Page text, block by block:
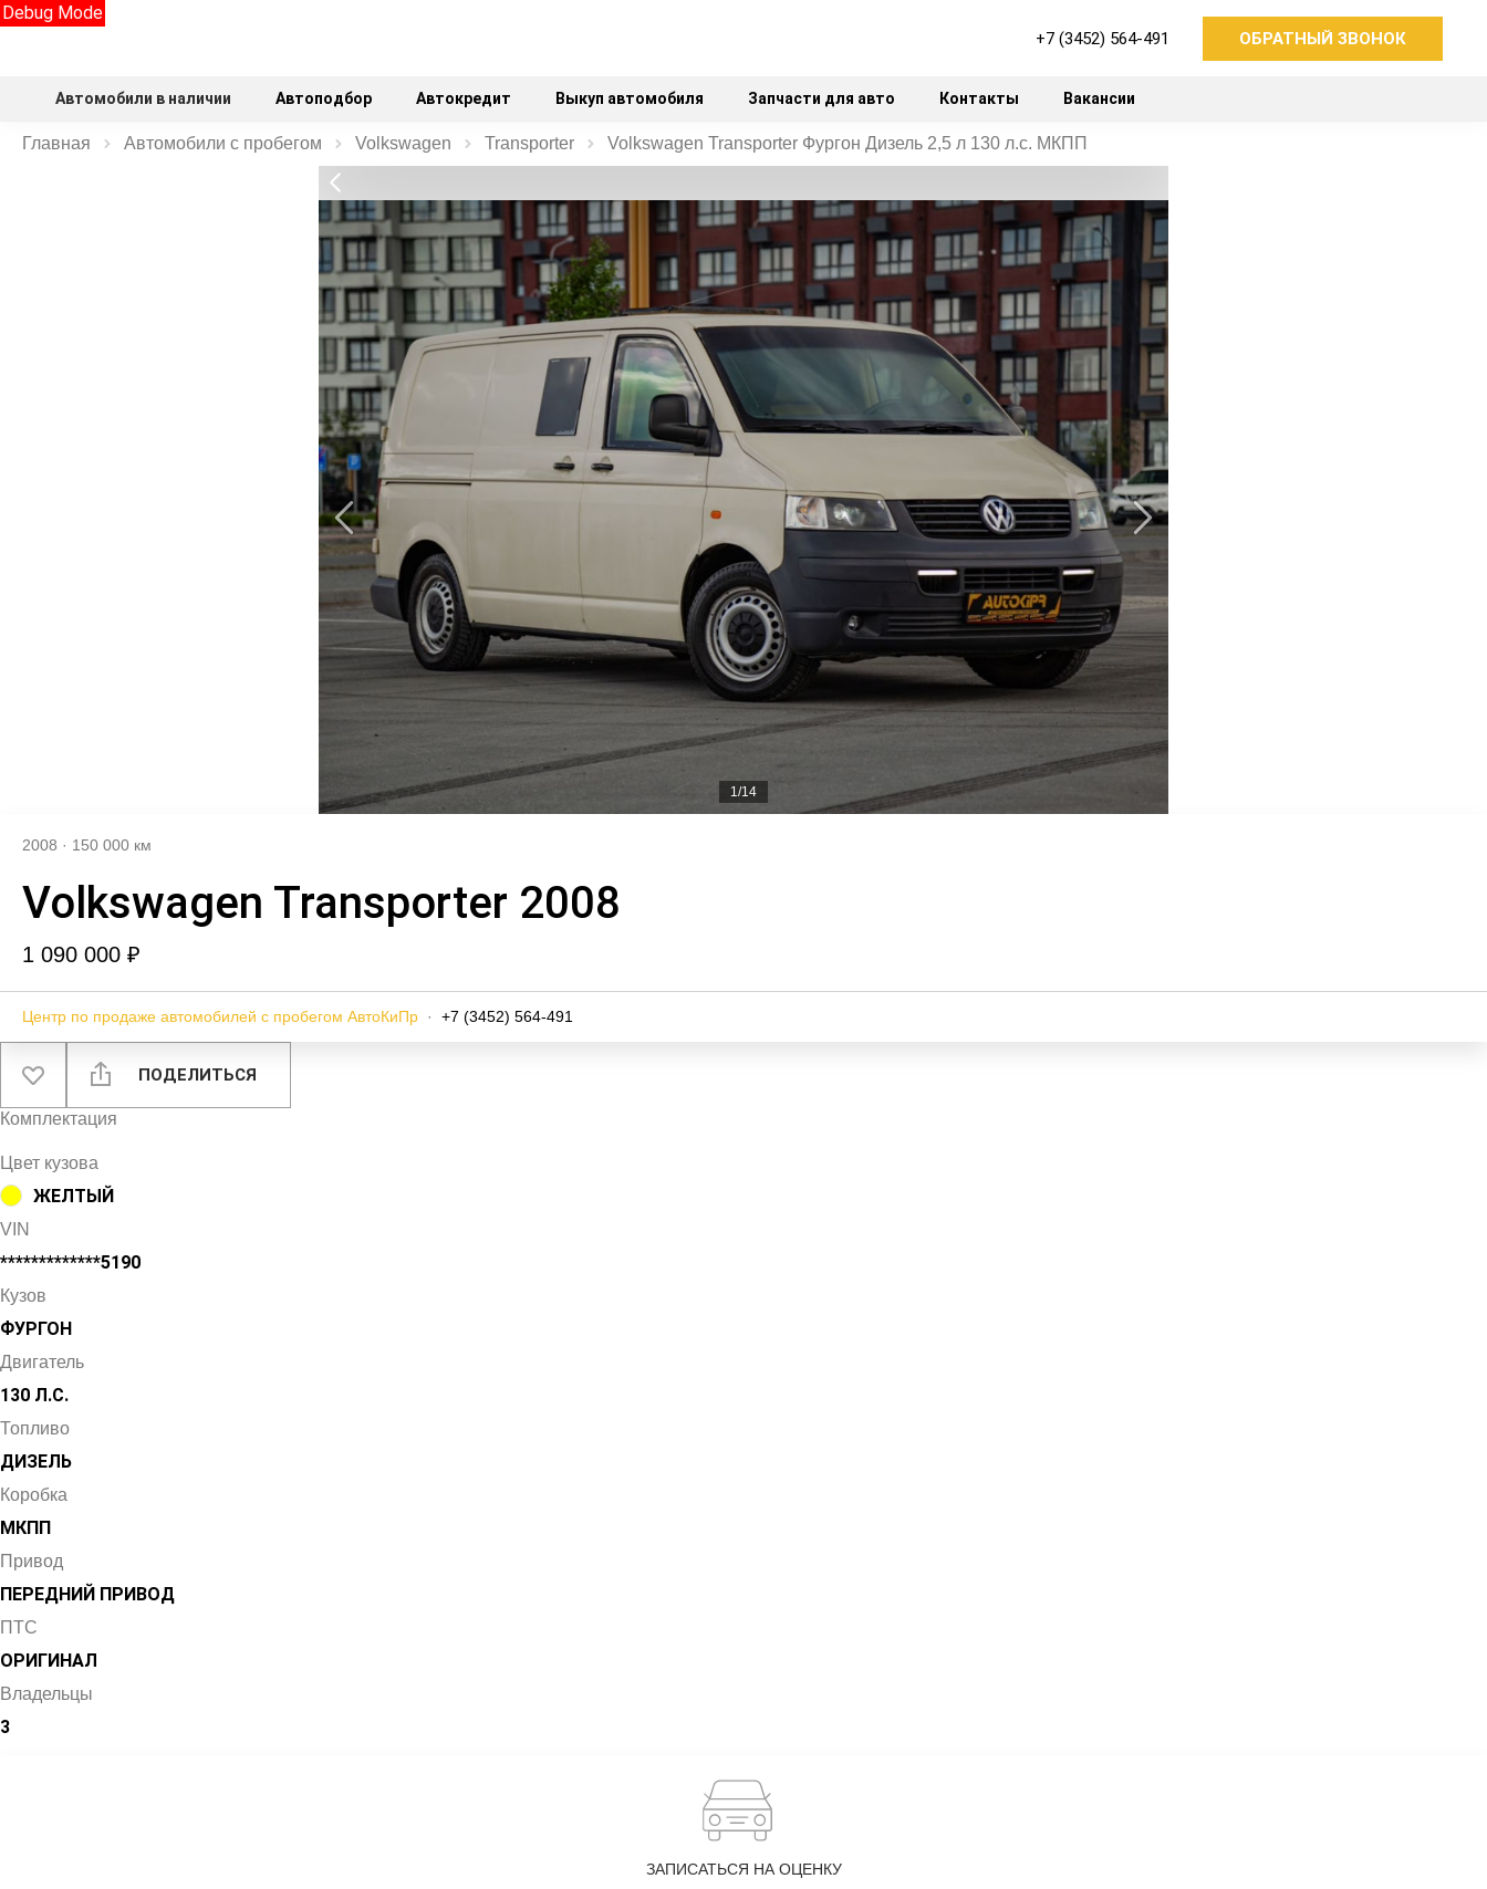
Debug Mode
+7 (3452) 564-491 ОБРАТНЫЙ ЗВОНОК
Автомобили в наличии Автоподбор Автокредит Выкуп автомобиля Запчасти для авто Контакты Вакансии
Главная Автомобили с пробегом Volkswagen Transporter Volkswagen Transporter Фургон Дизель 2,5 л 130 л.с. МКПП
1/14
2008 · 150 000 км
Volkswagen Transporter 2008
1 090 000 ₽
Центр по продаже автомобилей с пробегом АвтоКиПр · +7 (3452) 564-491
ПОДЕЛИТЬСЯ
Комплектация
Цвет кузова
ЖЕЛТЫЙ
VIN
*************5190
Кузов
ФУРГОН
Двигатель
130 Л.С.
Топливо
ДИЗЕЛЬ
Коробка
МКПП
Привод
ПЕРЕДНИЙ ПРИВОД
ПТС
ОРИГИНАЛ
Владельцы
3
ЗАПИСАТЬСЯ НА ОЦЕНКУ